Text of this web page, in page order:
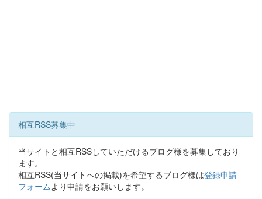
相互RSS募集中
当サイトと相互RSSしていただけるブログ様を募集しており
ます。
相互RSS(当サイトへの掲載)を希望するブログ様は登録申請
フォームより申請をお願いします。